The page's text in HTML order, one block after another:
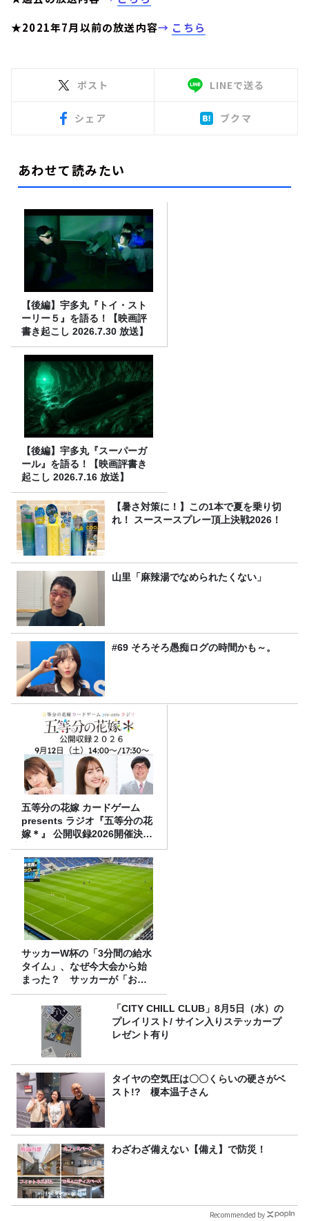
★2021年7月以前の放送内容→ こちら
ポスト LINEで送る
シェア ブクマ
あわせて読みたい
【後編】宇多丸『トイ・スト
ーリー５』を語る！【映画評
書き起こし 2026.7.30 放送】
【後編】宇多丸『スーパーガ
ール』を語る！【映画評書き
起こし 2026.7.16 放送】
【暑さ対策に！】この1本で夏を乗り切
れ！ スースースプレー頂上決戦2026！
山里「麻辣湯でなめられたくない」
#69 そろそろ愚痴ログの時間かも～。
五等分の花嫁 カードゲーム
presents ラジオ『五等分の花
嫁＊』 公開収録2026開催決
定！
サッカーW杯の「3分間の給水
タイム」、なぜ今大会から始
まった？ サッカーが「お
金」に変わる仕組み
「CITY CHILL CLUB」8月5日（水）の
プレイリスト/ サイン入りステッカープ
レゼント有り
タイヤの空気圧は〇〇くらいの硬さがベ
スト!? 榎本温子さん
わざわざ備えない【備え】で防災！
Recommended by